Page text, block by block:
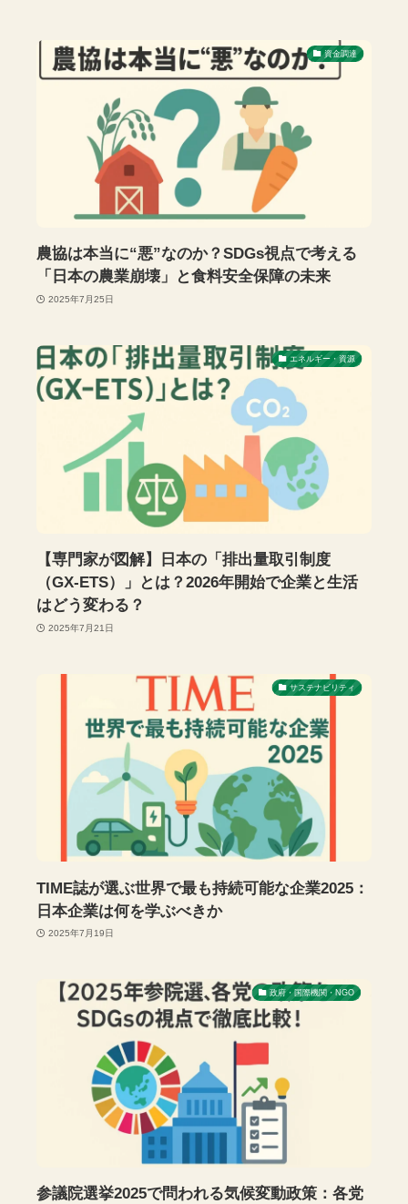
資金調達
農協は本当に“悪”なのか？SDGs視点で考える
「日本の農業崩壊」と食料安全保障の未来
2025年7月25日
エネルギー・資源
【専門家が図解】日本の「排出量取引制度
（GX-ETS）」とは？2026年開始で企業と生活
はどう変わる？
2025年7月21日
サステナビリティ
TIME誌が選ぶ世界で最も持続可能な企業2025：
日本企業は何を学ぶべきか
2025年7月19日
政府・国際機関・NGO
参議院選挙2025で問われる気候変動政策：各党